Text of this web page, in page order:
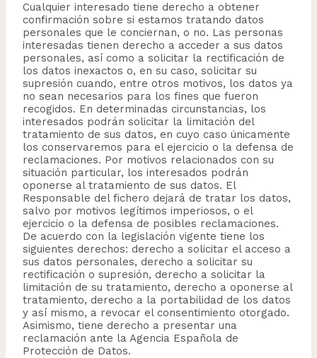
Cualquier interesado tiene derecho a obtener
confirmación sobre si estamos tratando datos
personales que le conciernan, o no. Las personas
interesadas tienen derecho a acceder a sus datos
personales, así como a solicitar la rectificación de
los datos inexactos o, en su caso, solicitar su
supresión cuando, entre otros motivos, los datos ya
no sean necesarios para los fines que fueron
recogidos. En determinadas circunstancias, los
interesados podrán solicitar la limitación del
tratamiento de sus datos, en cuyo caso únicamente
los conservaremos para el ejercicio o la defensa de
reclamaciones. Por motivos relacionados con su
situación particular, los interesados podrán
oponerse al tratamiento de sus datos. El
Responsable del fichero dejará de tratar los datos,
salvo por motivos legítimos imperiosos, o el
ejercicio o la defensa de posibles reclamaciones.
De acuerdo con la legislación vigente tiene los
siguientes derechos: derecho a solicitar el acceso a
sus datos personales, derecho a solicitar su
rectificación o supresión, derecho a solicitar la
limitación de su tratamiento, derecho a oponerse al
tratamiento, derecho a la portabilidad de los datos
y así mismo, a revocar el consentimiento otorgado.
Asimismo, tiene derecho a presentar una
reclamación ante la Agencia Española de
Protección de Datos.